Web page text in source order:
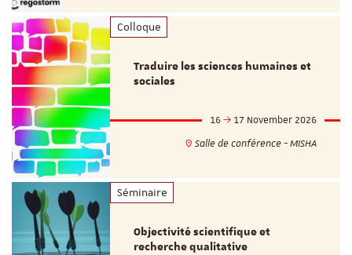
Colloque
Traduire les sciences humaines et
sociales
16
17 November 2026
Salle de conférence - MISHA
Séminaire
Objectivité scientifique et
recherche qualitative